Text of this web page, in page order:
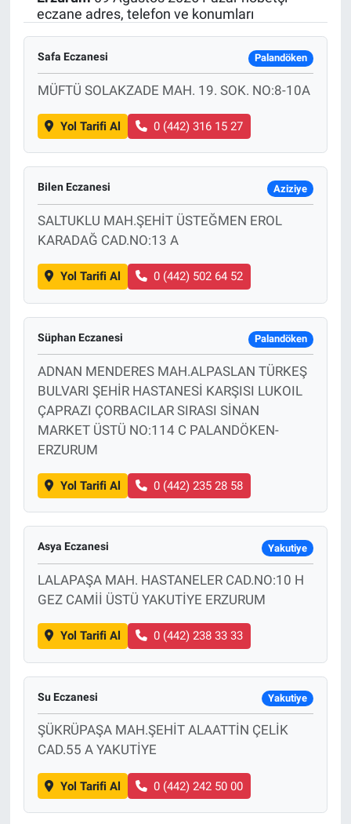
eczane adres, telefon ve konumları
Safa Eczanesi Palandöken
MÜFTÜ SOLAKZADE MAH. 19. SOK. NO:8-10A
Yol Tarifi Al 0 (442) 316 15 27
Bilen Eczanesi Aziziye
SALTUKLU MAH.ŞEHİT ÜSTEĞMEN EROL
KARADAĞ CAD.NO:13 A
Yol Tarifi Al 0 (442) 502 64 52
Süphan Eczanesi Palandöken
ADNAN MENDERES MAH.ALPASLAN TÜRKEŞ
BULVARI ŞEHİR HASTANESİ KARŞISI LUKOIL
ÇAPRAZI ÇORBACILAR SIRASI SİNAN
MARKET ÜSTÜ NO:114 C PALANDÖKEN-
ERZURUM
Yol Tarifi Al 0 (442) 235 28 58
Asya Eczanesi Yakutiye
LALAPAŞA MAH. HASTANELER CAD.NO:10 H
GEZ CAMİİ ÜSTÜ YAKUTİYE ERZURUM
Yol Tarifi Al 0 (442) 238 33 33
Su Eczanesi Yakutiye
ŞÜKRÜPAŞA MAH.ŞEHİT ALAATTİN ÇELİK
CAD.55 A YAKUTİYE
Yol Tarifi Al 0 (442) 242 50 00
ÖZEL HABER
Keşfet
ASTROLOJİ
MANŞET
RESMİ İLANLAR
İLAN
Bize ulaşın
İletişim/Künye
Gözden Kaçmasın
İletişim (Künye)